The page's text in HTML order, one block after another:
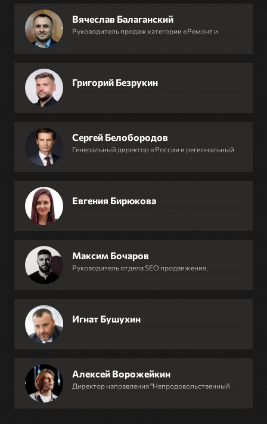
Вячеслав Балаганский
Руководитель продаж категории «Ремонт и
Григорий Безрукин
Сергей Белобородов
Генеральный директор в России и региональный
Евгения Бирюкова
Максим Бочаров
Руководитель отдела SEO продвижения,
Игнат Бушухин
Алексей Ворожейкин
Директор направления "Непродовольственный